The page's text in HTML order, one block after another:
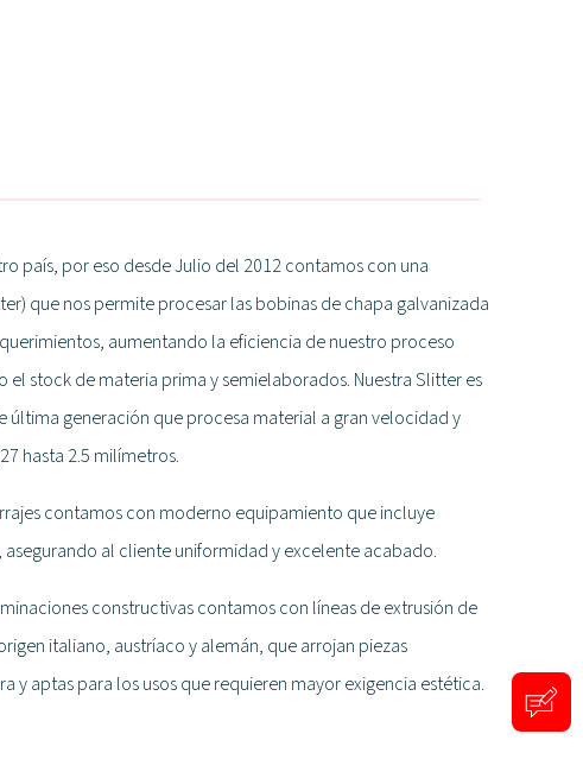
país, por eso desde Julio del 2012 contamos con una
que nos permite procesar las bobinas de chapa galvanizada
aumentando la eficiencia de nuestro proceso
stock de materia prima y semielaborados. Nuestra Slitter es
última generación que procesa material a gran velocidad y
hasta 2.5 milímetros.
contamos con moderno equipamiento que incluye
al cliente uniformidad y excelente acabado.
constructivas contamos con líneas de extrusión de
italiano, austríaco y alemán, que arrojan piezas
y aptas para los usos que requieren mayor exigencia estética.